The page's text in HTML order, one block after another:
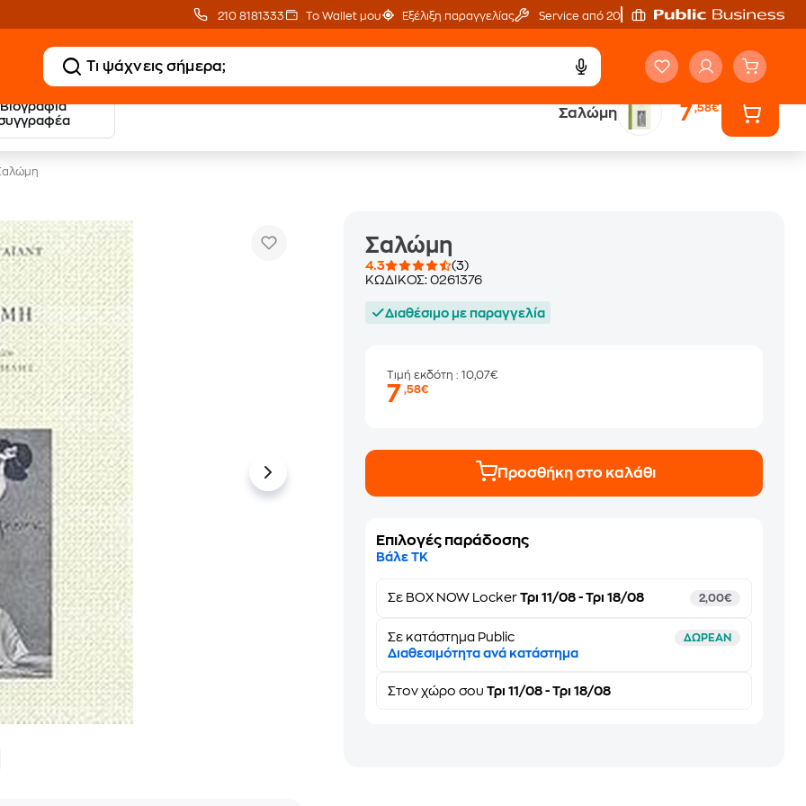
210 8181333 Το Wallet μου Εξέλιξη παραγγελίας Service από 20'
Βιογραφία
Σαλώμη 7,58€
20 € Public επιστροφή
με Snappi
Έλα στον κόσμο
Σαλώμη
4.3
(3)
ΚΩΔΙΚΟΣ:0261376
Διαθέσιμο με παραγγελία
Τιμή εκδότη: 10,07€
7,58€
Προσθήκη στο καλάθι
Επιλογές παράδοσης
Βάλε ΤΚ
Σε BOX NOW Locker Τρι 11/08 - Τρι 18/08 2,00€
Σε κατάστημα Public ΔΩΡΕΑΝ
Διαθεσιμότητα ανά κατάστημα
Στονχώρο σου Τρι 11/08 - Τρι 18/08